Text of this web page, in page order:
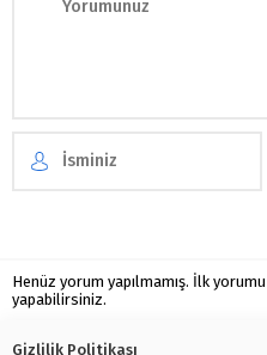
Henüz yorum yapılmamış. İlk
yapabilirsiniz.
Gizlilik Politikası